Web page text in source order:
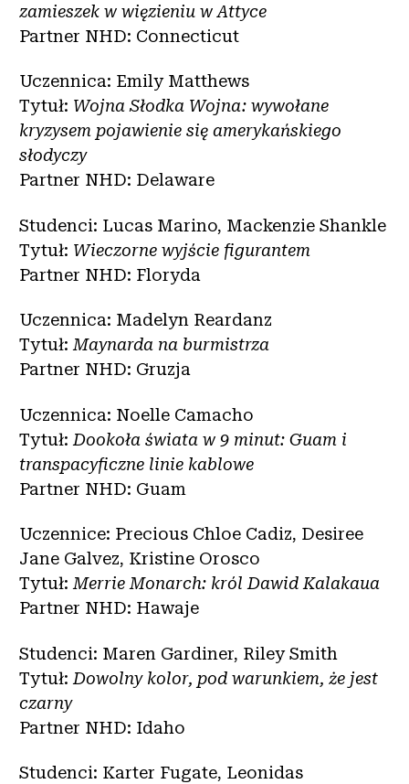
zamieszek w więzieniu w Attyce
Partner NHD: Connecticut
Uczennica: Emily Matthews
Tytuł: Wojna Słodka Wojna: wywołane
kryzysem pojawienie się amerykańskiego
słodyczy
Partner NHD: Delaware
Studenci: Lucas Marino, Mackenzie Shankle
Tytuł: Wieczorne wyjście figurantem
Partner NHD: Floryda
Uczennica: Madelyn Reardanz
Tytuł:Maynarda na burmistrza
Partner NHD: Gruzja
Uczennica: Noelle Camacho
Tytuł: Dookoła świata w 9 minut: Guam i
transpacyficzne linie kablowe
Partner NHD: Guam
Uczennice: Precious Chloe Cadiz, Desiree
Jane Galvez, Kristine Orosco
Tytuł:Merrie Monarch: król Dawid Kalakaua
Partner NHD: Hawaje
Studenci: Maren Gardiner, Riley Smith
Tytuł: Dowolny kolor, pod warunkiem, że jest
czarny
Partner NHD: Idaho
Studenci: Karter Fugate, Leonidas